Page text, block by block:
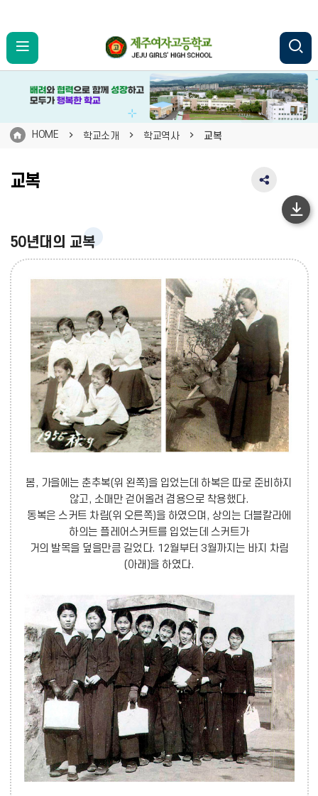
HOME 학교소개 학교역사 교복
교복
SNS
펼
50년대의 교복
봄, 가을에는 춘추복(위 왼쪽)을 입었는데 하복은 따로 준비하지
않고, 소매만 걷어올려 겸용으로 착용했다.
동복은 스커트 차림(위 오른쪽)을 하였으며, 상의는 더블칼라에
하의는 플레어스커트를 입었는데 스커트가
거의 발목을 덮을만큼 길었다. 12월부터 3월까지는 바지 차림
(아래)을 하였다.
하
이
동